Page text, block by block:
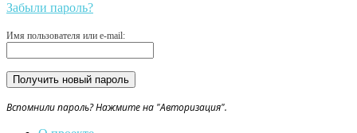
Забыли пароль?
Имя пользователя или e-mail:
Вспомнили пароль? Нажмите на "Авторизация".